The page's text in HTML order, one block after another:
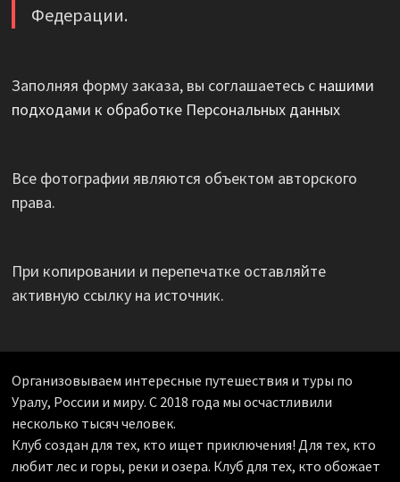
Федерации.
Заполняя форму заказа, вы соглашаетесь с нашими
подходами к обработке Персональных данных
Все фотографии являются объектом авторского
права.
При копировании и перепечатке оставляйте
активную ссылку на источник.
Организовываем интересные путешествия и туры по
Уралу, России и миру. С 2018 года мы осчастливили
несколько тысяч человек.
Клуб создан для тех, кто ищет приключения! Для тех, кто
любит лес и горы, реки и озера. Клуб для тех, кто обожает